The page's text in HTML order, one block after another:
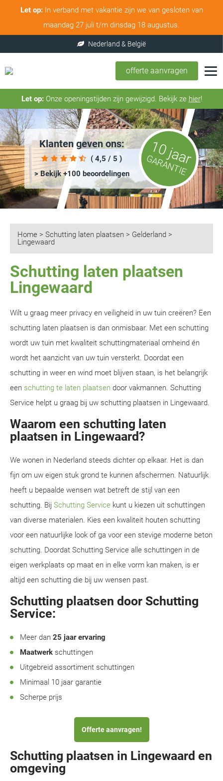
Let op:In verband met vakantie zijn we van gesloten van
maandag 27 juli t/m dinsdag 18 augustus.
offerte aanvragen
Let op:Onze openingstijden zijn gewijzigd. Bekijk ze hier!
Klanten geven ons:
( 4,5 / 5 )
> Bekijk +100 beoordelingen
10 jaar
GARANTIE
Home > Schutting laten plaatsen > Gelderland >
Lingewaard
Schutting laten plaatsen
Lingewaard
Wilt u graag meer privacy en veiligheid in uw tuin creëren? Een
schutting laten plaatsen is dan onmisbaar. Met een schutting
wordt uw tuin met kwaliteit schuttingmateriaal omheind én
wordt het aanzicht van uw tuin versterkt. Doordat een
schutting in weer en wind moet blijven staan, is het belangrijk
een schutting te laten plaatsen door vakmannen. Schutting
Service helpt u graag bij uw schutting plaatsen in Lingewaard.
Waarom een schutting laten
plaatsen in Lingewaard?
We wonen in Nederland steeds dichter op elkaar. Het is dan
fijn om uw eigen stuk grond te kunnen afschermen. Natuurlijk
heeft u bepaalde wensen wat betreft de stijl van een
schutting. Bij Schutting Service kunt u kiezen uit schuttingen
van diverse materialen. Kies een kwaliteit houten schutting
voor een natuurlijke look of ga voor een stevige moderne beton
schutting. Doordat Schutting Service alle schuttingen in de
eigen werkplaats op maat en in elke vorm kan maken, is er
altijd een schutting die bij uw wensen past.
Schutting plaatsen door Schutting
Service:
Meer dan 25 jaar ervaring
Maatwerk schuttingen
Uitgebreid assortiment schuttingen
Minimaal 10 jaar garantie
Scherpe prijs
Offerte aanvragen!
Schutting plaatsen in Lingewaard en
omgeving